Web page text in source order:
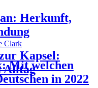
Herkunft,
Kapsel:
Alltag
Mit welchen
in 2022